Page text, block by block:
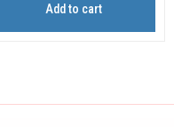
Add to cart